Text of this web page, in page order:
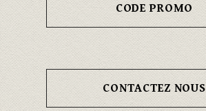
CODE PROMO
CONTACTEZ NOUS